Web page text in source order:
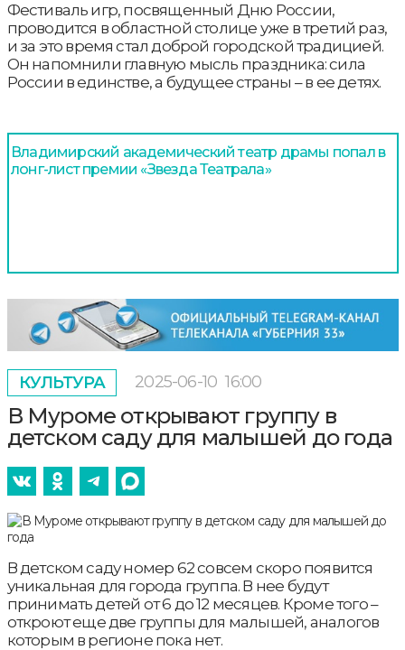
Фестиваль игр, посвященный Дню России,
проводится в областной столице уже в третий раз,
и за это время стал доброй городской традицией.
Он напомнили главную мысль праздника: сила
России в единстве, а будущее страны – в ее детях.
Владимирский академический театр драмы попал в
лонг-лист премии «Звезда Театрала»
КУЛЬТУРА 2025-06-10 16:00
В Муроме открывают группу в
детском саду для малышей до года
В детском саду номер 62 совсем скоро появится
уникальная для города группа. В нее будут
принимать детей от 6 до 12 месяцев. Кроме того –
откроют еще две группы для малышей, аналогов
которым в регионе пока нет.